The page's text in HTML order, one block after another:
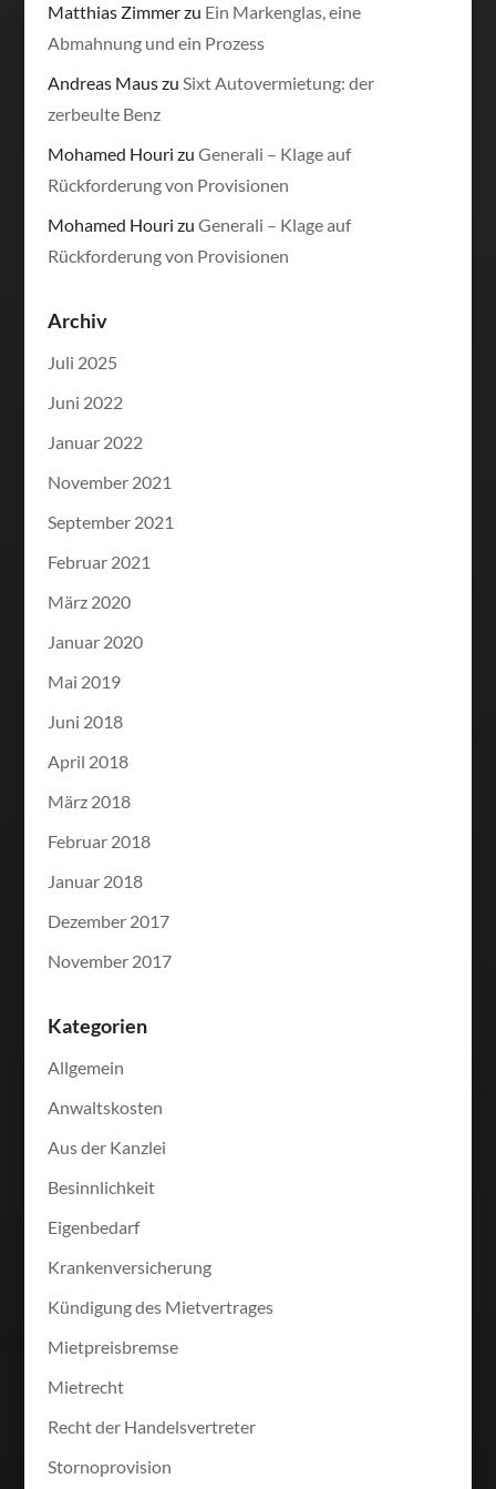
Matthias Zimmerzu Ein Markenglas, eine
Abmahnung und ein Prozess
Andreas Mauszu Sixt Autovermietung: der
zerbeulte Benz
Mohamed Houri zu Generali – Klage auf
Rückforderung von Provisionen
Mohamed Houri zu Generali – Klage auf
Rückforderung von Provisionen
Archiv
Juli 2025
Juni 2022
Januar 2022
November 2021
September 2021
Februar 2021
März 2020
Januar 2020
Mai 2019
Juni 2018
April 2018
März 2018
Februar 2018
Januar 2018
Dezember 2017
November 2017
Kategorien
Allgemein
Anwaltskosten
Aus der Kanzlei
Besinnlichkeit
Eigenbedarf
Krankenversicherung
Kündigung des Mietvertrages
Mietpreisbremse
Mietrecht
Recht der Handelsvertreter
Stornoprovision